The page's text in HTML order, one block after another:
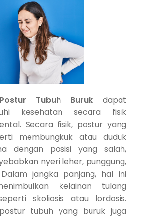
Tubuh Buruk dapat
kesehatan secara fisik
Secara fisik, postur yang
membungkuk atau duduk
dengan posisi yang salah,
nyeri leher, punggung,
jangka panjang, hal ini
kelainan tulang
skoliosis atau lordosis.
tubuh yang buruk juga